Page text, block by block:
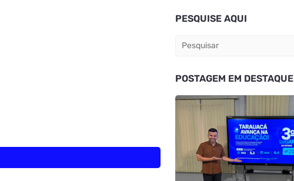
PESQUISE AQUI
POSTAGEM EM DESTAQUE